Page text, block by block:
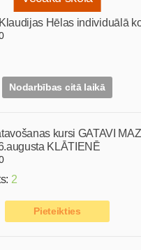
Hēlas individuālā
Nodarbības citā laikā
kursi GATAVI
KLĀTIENĒ
2
Pieteikties